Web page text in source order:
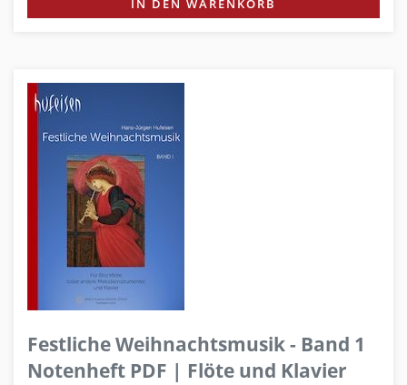
IN DEN WARENKORB
Festliche Weihnachtsmusik - Band 1
Notenheft PDF | Flöte und Klavier